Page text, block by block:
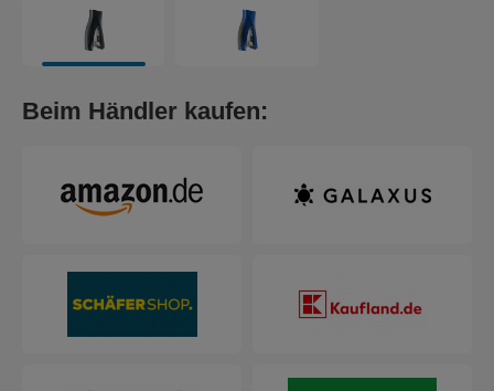
Beim Händler kaufen: